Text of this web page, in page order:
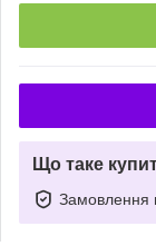
Що таке
Замовлення